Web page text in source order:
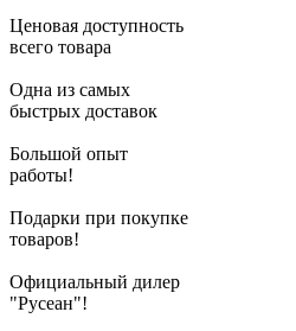
Ценовая доступность
всего товара
Одна из самых
быстрых доставок
Большой опыт
работы!
Подарки при покупке
товаров!
Официальный дилер
"Русеан"!